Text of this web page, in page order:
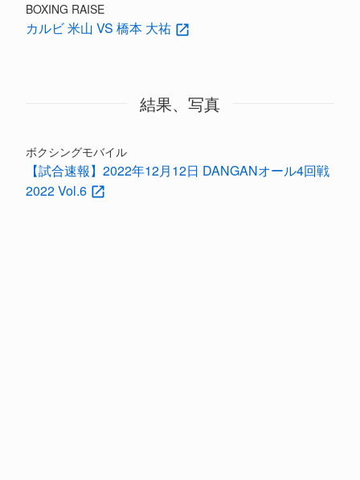
BOXING RAISE
カルビ 米山 VS 橋本 大祐
結果、写真
ボクシングモバイル
【試合速報】2022年12月12日 DANGANオール4回戦
2022 Vol.6